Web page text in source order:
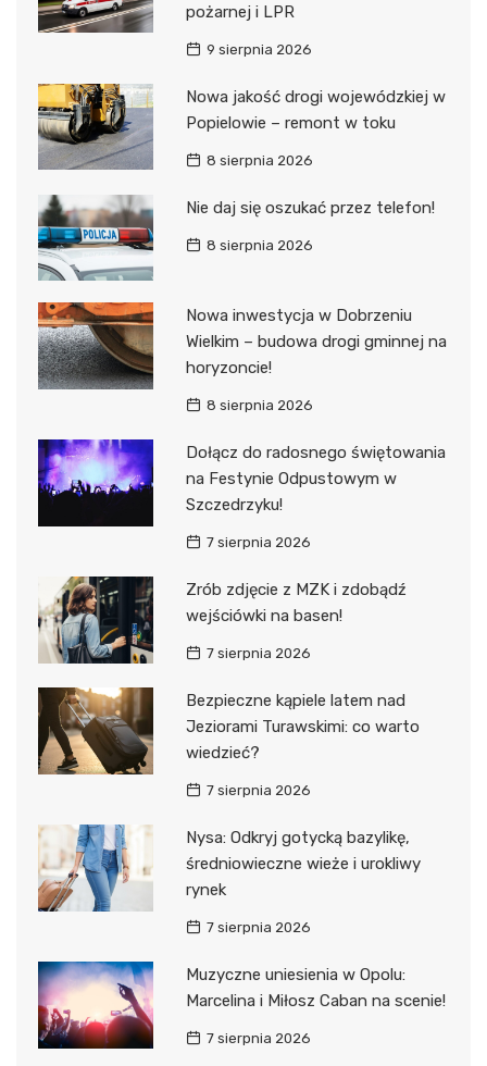
pożarnej i LPR
9 sierpnia 2026
Nowa jakość drogi wojewódzkiej w
Popielowie – remont w toku
8 sierpnia 2026
Nie daj się oszukać przez telefon!
8 sierpnia 2026
Nowa inwestycja w Dobrzeniu
Wielkim – budowa drogi gminnej na
horyzoncie!
8 sierpnia 2026
Dołącz do radosnego świętowania
na Festynie Odpustowym w
Szczedrzyku!
7 sierpnia 2026
Zrób zdjęcie z MZK i zdobądź
wejściówki na basen!
7 sierpnia 2026
Bezpieczne kąpiele latem nad
Jeziorami Turawskimi: co warto
wiedzieć?
7 sierpnia 2026
Nysa: Odkryj gotycką bazylikę,
średniowieczne wieże i urokliwy
rynek
7 sierpnia 2026
Muzyczne uniesienia w Opolu:
Marcelina i Miłosz Caban na scenie!
7 sierpnia 2026